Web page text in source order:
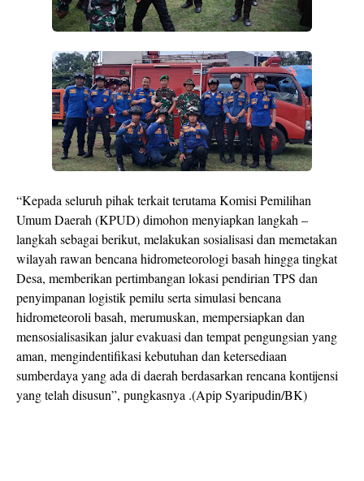
“Kepada seluruh pihak terkait terutama Komisi Pemilihan
Umum Daerah (KPUD) dimohon menyiapkan langkah –
langkah sebagai berikut, melakukan sosialisasi dan memetakan
wilayah rawan bencana hidrometeorologi basah hingga tingkat
Desa, memberikan pertimbangan lokasi pendirian TPS dan
penyimpanan logistik pemilu serta simulasi bencana
hidrometeoroli basah, merumuskan, mempersiapkan dan
mensosialisasikan jalur evakuasi dan tempat pengungsian yang
aman, mengindentifikasi kebutuhan dan ketersediaan
sumberdaya yang ada di daerah berdasarkan rencana kontijensi
yang telah disusun”, pungkasnya .(Apip Syaripudin/BK)